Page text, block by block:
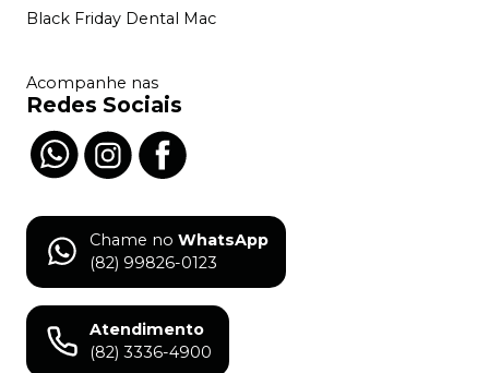
Black Friday Dental Mac
Acompanhe nas
Redes Sociais
Chame no WhatsApp
(82) 99826-0123
Atendimento
(82) 3336-4900